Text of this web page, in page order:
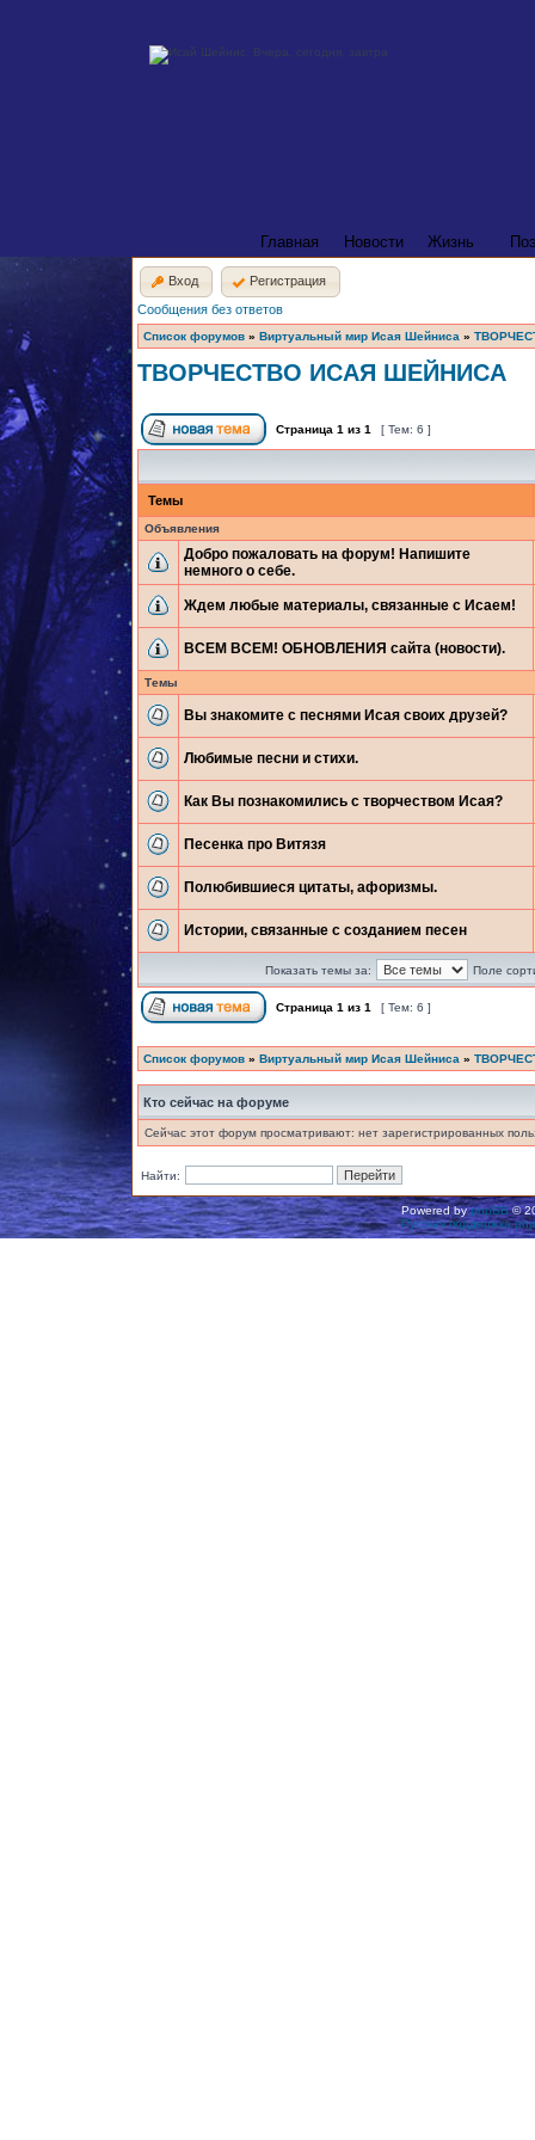
Главная Новости Жизнь
Вход
Регистрация
Сообщения без ответов
Список форумов » Виртуальный мир Исая Шейниса »
ТВОРЧЕСТВО ИСАЯ ШЕЙНИСА
Страница 1 из 1 [ Тем: 6 ]
Темы
Объявления
Добро пожаловать на форум! Напишите
немного о себе.
Ждем любые материалы, связанные с Исаем!
ВСЕМ ВСЕМ! ОБНОВЛЕНИЯ сайта (новости).
Темы
Вы знакомите с песнями Исая своих друзей?
Любимые песни и стихи.
Как Вы познакомились с творчеством Исая?
Песенка про Витязя
Полюбившиеся цитаты, афоризмы.
Истории, связанные с созданием песен
Показать темы за: Поле
Страница 1 из 1 [ Тем: 6 ]
Список форумов » Виртуальный мир Исая Шейниса »
Кто сейчас на форуме
Сейчас этот форум просматривают: нет зарегистрированных
Найти:
Powered byphpBB©
Русская поддержка